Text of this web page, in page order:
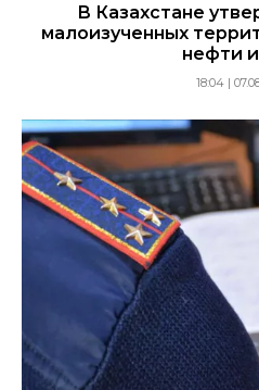
В Казахстане
малоизученных
нефти и
18:04 |